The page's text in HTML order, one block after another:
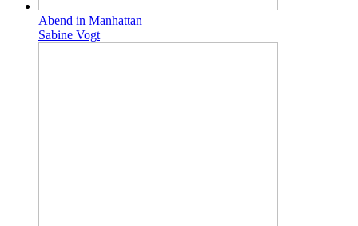
Abend in Manhattan
Sabine Vogt